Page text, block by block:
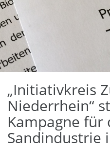
„Initiativkreis
Niederrhein“
Kampagne für
Sandindustrie